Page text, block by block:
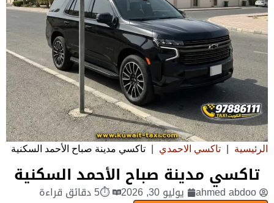
الرئيسية تاكسي الاحمدي تاكسي مدينة صباح الأحمد السكنية
تاكسي مدينة صباح الأحمد السكنية
ahmed abdoo يوليو 30, 2026 ⏱5 دقائق قراءة